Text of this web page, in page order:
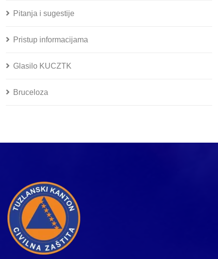
Pitanja i sugestije
Pristup informacijama
Glasilo KUCZTK
Bruceloza